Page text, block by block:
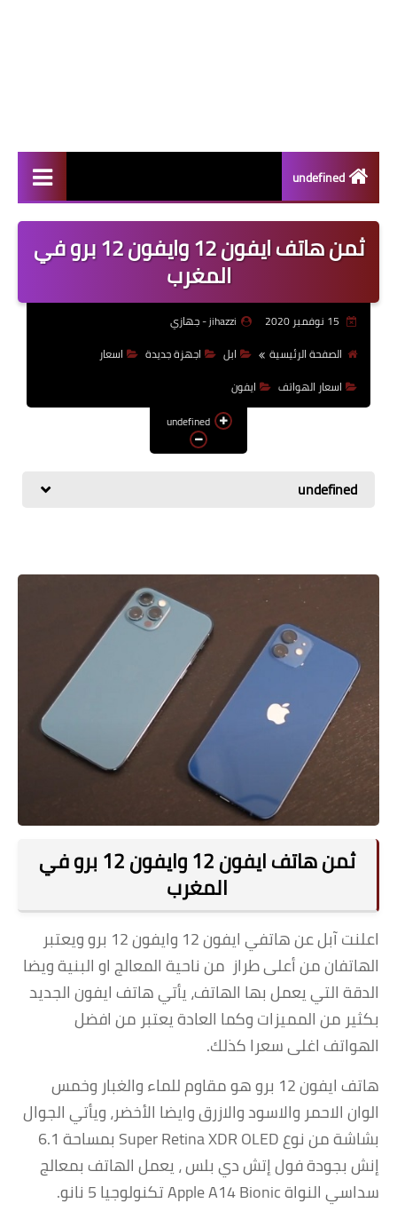
undefined
سامسونج
الاجهزة الوحية
اختراعات
ابل
اسعار الهواتف
شاومي
العامة
مركات الهواتف
ثمن هاتف ايفون 12 وايفون 12 برو في
المغرب
jihazzi - جهازي
الصفحة الرئيسية
ابل اجهزة جديدة
اسعار
اسعار الهواتف
ايفون
undefined
undefined
ثمن هاتف ايفون 12 وايفون 12 برو في
المغرب
اعلنت آبل عن هاتفي ايفون 12 وايفون 12 برو ويعتبر
الهاتفان من أعلى طراز من ناحية المعالج او البنية ويضا
الدقة التي يعمل بها الهاتف، يأتي هاتف ايفون الجديد
بكثير من المميزات وكما العادة يعتبر من افضل
الهواتف اغلى سعرا كذلك.
هاتف ايفون 12 برو هو مقاوم للماء والغبار وخمس
الوان الاحمر والاسود والازرق وايضا الأخضر، ويأتي الجوال
بشاشة من نوع Super Retina XDR OLED بمساحة 6.1
إنش بجودة فول إتش دي بلس ، يعمل الهاتف بمعالج
سداسي النواة Apple A14 Bionic تكنولوجيا 5 نانو.